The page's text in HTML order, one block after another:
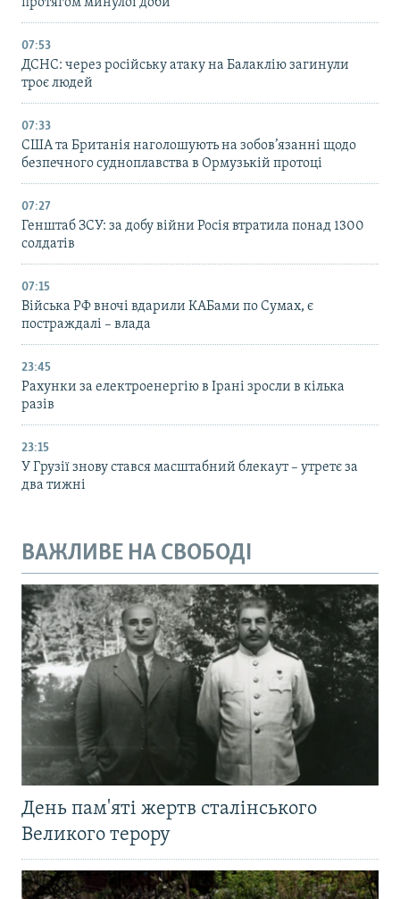
протягом минулої доби
07:53
ДСНС: через російську атаку на Балаклію загинули
троє людей
07:33
США та Британія наголошують на зобов’язанні щодо
безпечного судноплавства в Ормузькій протоці
07:27
Генштаб ЗСУ: за добу війни Росія втратила понад 1300
солдатів
07:15
Війська РФ вночі вдарили КАБами по Сумах, є
постраждалі – влада
23:45
Рахунки за електроенергію в Ірані зросли в кілька
разів
23:15
У Грузії знову стався масштабний блекаут – утретє за
два тижні
ВАЖЛИВЕ НА СВОБОДІ
День пам'яті жертв сталінського
Великого терору